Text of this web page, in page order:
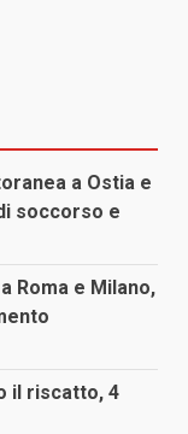
a Ostia e
soccorso e
Roma e Milano,
il riscatto, 4